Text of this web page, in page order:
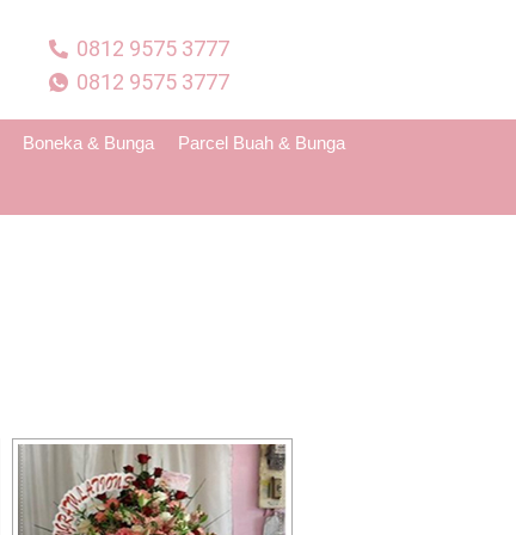
0812 9575 3777
0812 9575 3777
Boneka & Bunga Parcel Buah & Bunga